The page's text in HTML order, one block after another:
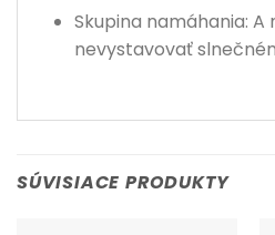
Skupina namáhania:
nevystavovať
SÚVISIACE PRODUKTY